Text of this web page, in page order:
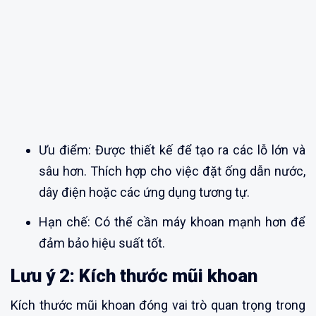
Ưu điểm: Được thiết kế để tạo ra các lỗ lớn và
sâu hơn. Thích hợp cho việc đặt ống dẫn nước,
dây điện hoặc các ứng dụng tương tự.
Hạn chế: Có thể cần máy khoan mạnh hơn để
đảm bảo hiệu suất tốt.
Lưu ý 2: Kích thước mũi khoan
Kích thước mũi khoan đóng vai trò quan trọng trong